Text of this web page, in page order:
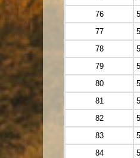
76
77
78
79
80
81
82
83
84